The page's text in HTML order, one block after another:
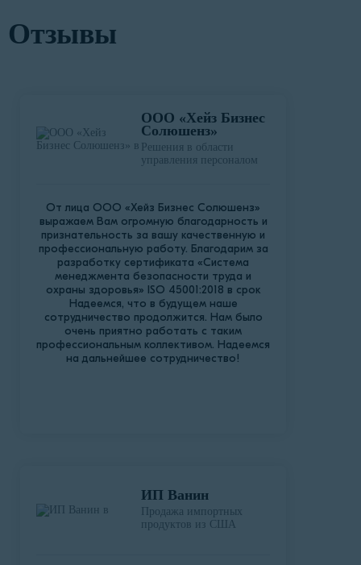
Отзывы
ООО «Хейз Бизнес
Солюшенз»
Решения в области
управления персоналом
От лица ООО «Хейз Бизнес Солюшенз»
выражаем Вам огромную благодарность и
признательность за вашу качественную и
профессиональную работу. Благодарим за
разработку сертификата «Система
менеджмента безопасности труда и
охраны здоровья» ISO 45001:2018 в срок
Надеемся, что в будущем наше
сотрудничество продолжится. Нам было
очень приятно работать с таким
профессиональным коллективом. Надеемся
на дальнейшее сотрудничество!
ИП Ванин
Продажа импортных
продуктов из США